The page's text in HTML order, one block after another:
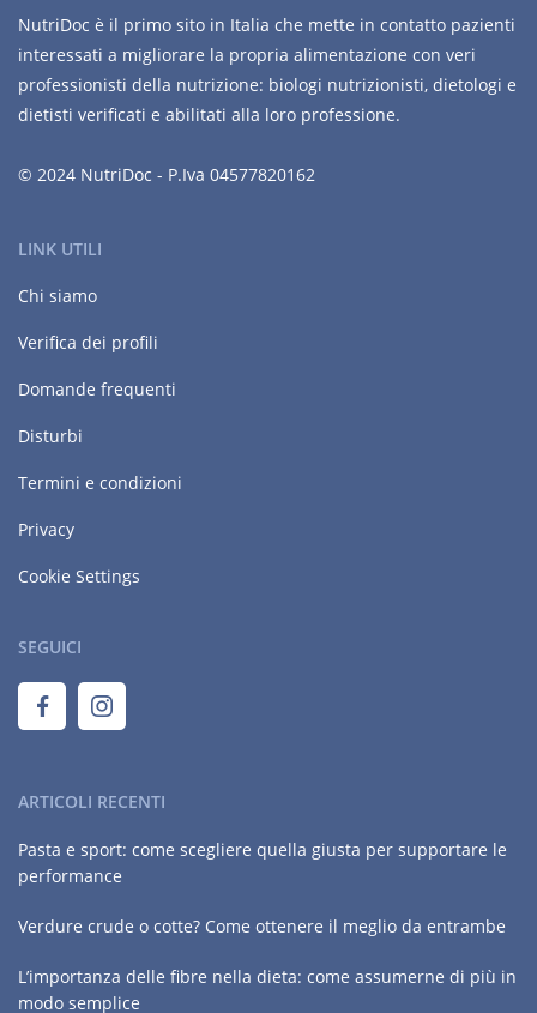
NutriDoc è il primo sito in Italia che mette in contatto pazienti
interessati a migliorare la propria alimentazione con veri
professionisti della nutrizione: biologi nutrizionisti, dietologi e
dietisti verificati e abilitati alla loro professione.
© 2024 NutriDoc - P.Iva 04577820162
LINK UTILI
Chi siamo
Verifica dei profili
Domande frequenti
Disturbi
Termini e condizioni
Privacy
Cookie Settings
SEGUICI
ARTICOLI RECENTI
Pasta e sport: come scegliere quella giusta per supportare le
performance
Verdure crude o cotte? Come ottenere il meglio da entrambe
L’importanza delle fibre nella dieta: come assumerne di più in
modo semplice